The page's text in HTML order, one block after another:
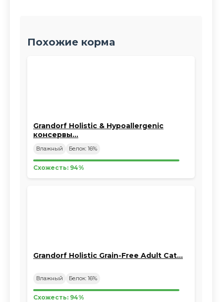
Похожие корма
Grandorf Holistic & Hypoallergenic
консервы…
Влажный Белок: 16%
Схожесть: 94%
Grandorf Holistic Grain-Free Adult Cat…
Влажный Белок: 16%
Схожесть: 94%